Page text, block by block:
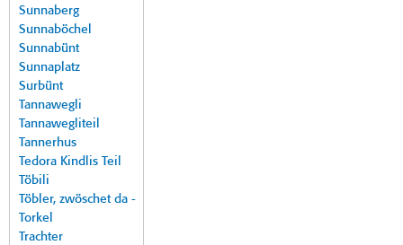
Sunnaberg
Sunnaböchel
Sunnabünt
Sunnaplatz
Surbünt
Tannawegli
Tannawegliteil
Tannerhus
Tedora Kindlis Teil
Töbili
Töbler, zwöschet da -
Torkel
Trachter